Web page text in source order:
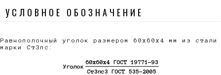
УСЛОВНОЕ ОБОЗНАЧЕНИЕ
Равнополочный уголок размером 60х60х4 мм из стали
марки Ст3пс:
Уголок
60х60х4 ГОСТ 19771-93
Ст3пс3 ГОСТ 535-2005